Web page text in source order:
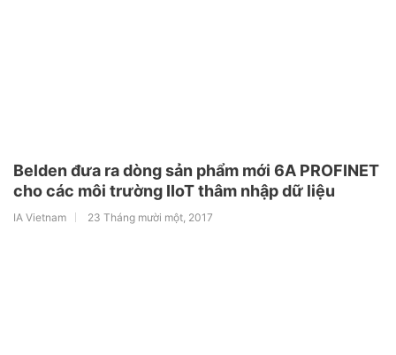
Belden đưa ra dòng sản phẩm mới 6A PROFINET
cho các môi trường IIoT thâm nhập dữ liệu
IA Vietnam 23 Tháng mười một, 2017